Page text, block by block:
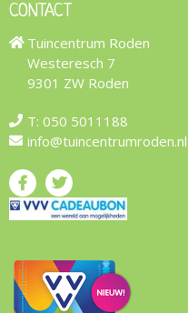
CONTACT
Tuincentrum Roden
Westeresch 7
9301 ZW Roden
T: 050 5011188
info@tuincentrumroden.nl